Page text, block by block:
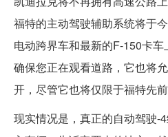
福特的主动驾驶辅助系统将于
电动跨界车和最新的F-150卡
确保您正在观看道路，它也将
开，尽管它也将仅限于福特先前
现实情况是，真正的自动驾驶-